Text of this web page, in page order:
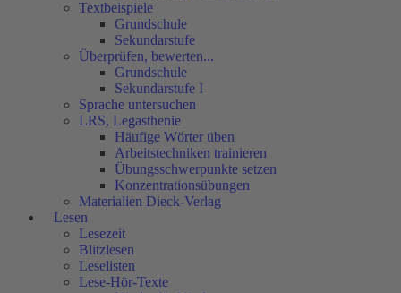
Textbeispiele
Grundschule
Sekundarstufe
Überprüfen, bewerten...
Grundschule
Sekundarstufe I
Sprache untersuchen
LRS, Legasthenie
Häufige Wörter üben
Arbeitstechniken trainieren
Übungsschwerpunkte setzen
Konzentrationsübungen
Materialien Dieck-Verlag
Lesen
Lesezeit
Blitzlesen
Leselisten
Lese-Hör-Texte